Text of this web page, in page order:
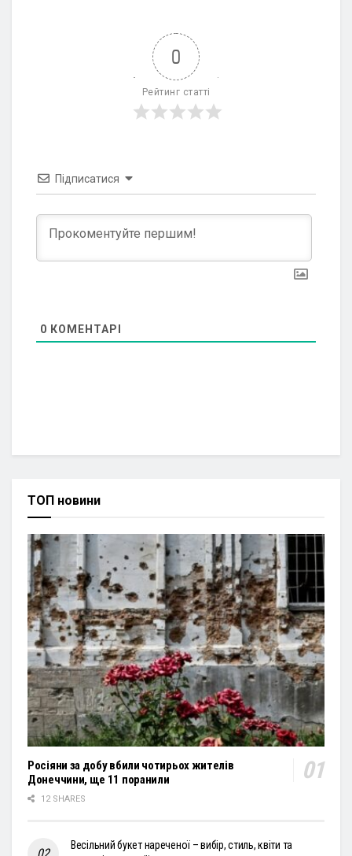
0
Рейтинг статті
Підписатися
0 КОМЕНТАРІ
ТОП новини
Росіяни за добу вбили чотирьох жителів
Донеччини, ще 11 поранили
12 SHARES
Весільний букет нареченої – вибір, стиль, квіти та